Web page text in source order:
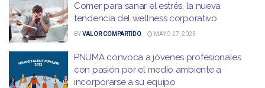
Comer para sanar el estrés, la nueva
tendencia del wellness corporativo
BYVALOR COMPARTIDO MAYO 27, 2023
PNUMA convoca a jóvenes profesionales
con pasión por el medio ambiente a
incorporarse a su equipo